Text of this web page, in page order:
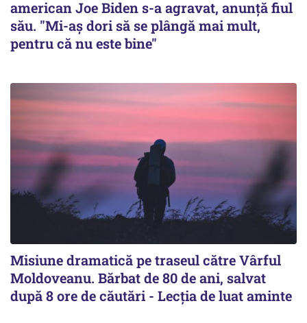
american Joe Biden s-a agravat, anunță fiul
său. "Mi-aș dori să se plângă mai mult,
pentru că nu este bine"
Misiune dramatică pe traseul către Vârful
Moldoveanu. Bărbat de 80 de ani, salvat
după 8 ore de căutări - Lecția de luat aminte